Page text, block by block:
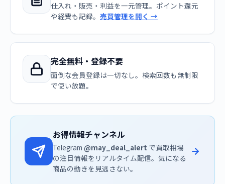
仕入れ・販売・利益を一元管理。ポイント還元
や経費も記録。 売買管理を開く →
完全無料・登録不要
面倒な会員登録は一切なし。検索回数も無制限
で使い放題。
お得情報チャンネル
Telegram @may_deal_alert で買取相場
の注目情報をリアルタイム配信。気になる
商品の動きを見逃さない。